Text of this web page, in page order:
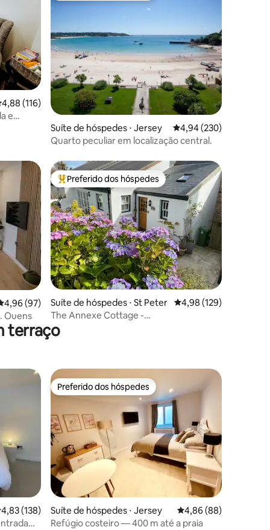
de uma avaliação média de 5, 116 avaliações
4,88 (116)
e
Suíte de hóspedes ⋅ Jersey 4,94 de uma avaliação
4,94 (230)
Quarto peculiar em localização central.
de uma avaliação média de 5, 97 avaliações
4,96 (97)
Ouens
Entre os melhores preferidos dos hóspedes
Preferido dos hóspedes
Suíte de hóspedes ⋅ St Peter 4,98 de uma avaliação
4,98 (129)
The Annexe Cottage -
Autoatendimento, aceita cães
terraço
de uma avaliação média de 5, 138 avaliações
4,83 (138)
Preferido dos hóspedes
Preferido dos hóspedes
Suíte de hóspedes ⋅ Jersey 4,86 de uma
4,86 (88)
Refúgio costeiro — 400 m até a praia